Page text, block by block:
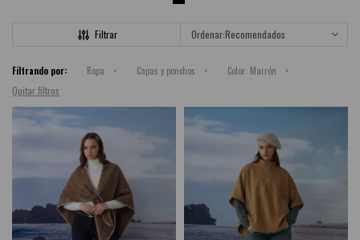
Recomendados
Filtrando por: Ropa Capas y ponchos Color: Marrón
Quitar filtros